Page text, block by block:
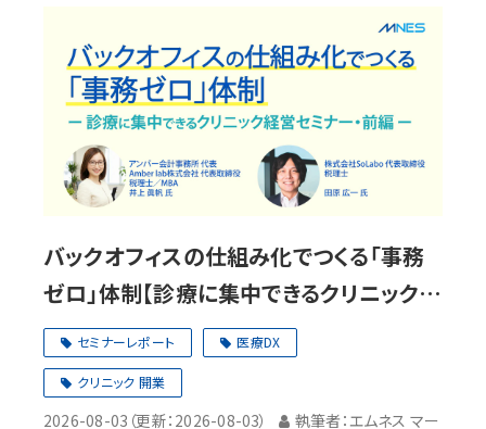
バックオフィスの仕組み化でつくる「事務
ゼロ」体制【診療に集中できるクリニック経
営セミナーレポート・前編】
セミナーレポート 医療DX
クリニック 開業
2026-08-03 （更新： 2026-08-03）
執筆者：エムネス マー